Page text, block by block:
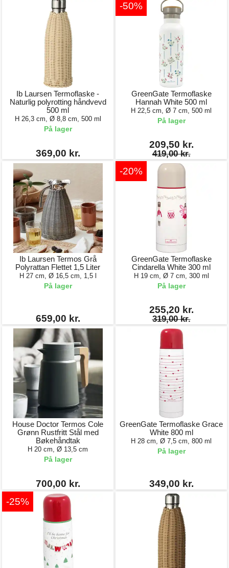
Ib Laursen Termoflaske -
Naturlig polyrotting håndvevd
500 ml
H 26,3 cm, Ø 8,8 cm, 500 ml
På lager
369,00 kr.
-50%
GreenGate Termoflaske
Hannah White 500 ml
H 22,5 cm, Ø 7 cm, 500 ml
På lager
209,50 kr.
419,00 kr.
Ib Laursen Termos Grå
Polyrattan Flettet 1,5 Liter
H 27 cm, Ø 16,5 cm, 1,5 l
På lager
659,00 kr.
-20%
GreenGate Termoflaske
Cindarella White 300 ml
H 19 cm, Ø 7 cm, 300 ml
På lager
255,20 kr.
319,00 kr.
House Doctor Termos Cole
Grønn Rustfritt Stål med
Bøkehåndtak
H 20 cm, Ø 13,5 cm
På lager
700,00 kr.
GreenGate Termoflaske Grace
White 800 ml
H 28 cm, Ø 7,5 cm, 800 ml
På lager
349,00 kr.
-25%